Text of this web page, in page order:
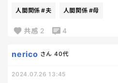
夏期講習もあるし、ちょっ
と断っても、
来年なんて私がどうなってる
人間関係 #夫 人間関係 #母
共感 2 4
nerico さん 40代
2024.07.26 13:45